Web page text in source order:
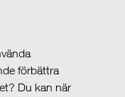
förbättra
Du kan när